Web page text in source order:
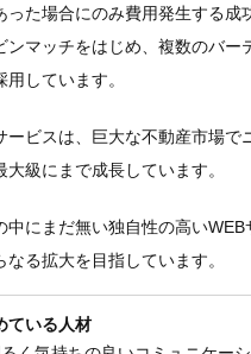
った場合にのみ費用発生する成
ンマッチをはじめ、複数のバ
用しています。
ービスは、巨大な不動産市場で
大級にまで成長しています。
中にまだ無い独自性の高い
なる拡大を目指しています。
ている人材